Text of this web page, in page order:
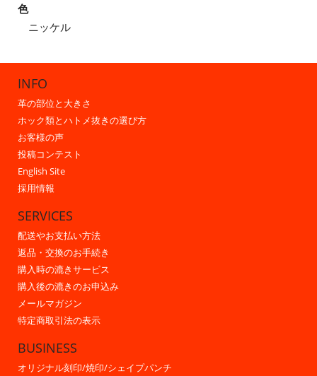
色
ニッケル
INFO
革の部位と大きさ
ホック類とハトメ抜きの選び方
お客様の声
投稿コンテスト
English Site
採用情報
SERVICES
配送やお支払い方法
返品・交換のお手続き
購入時の漉きサービス
購入後の漉きのお申込み
メールマガジン
特定商取引法の表示
BUSINESS
オリジナル刻印/焼印/シェイプパンチ